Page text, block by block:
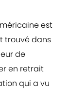
est
trouvé dans
de
en retrait
qui a vu